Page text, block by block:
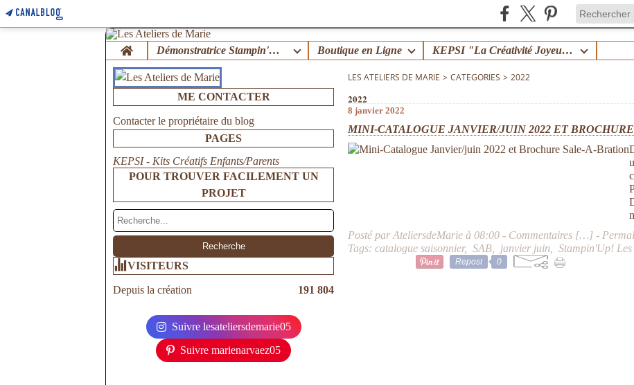
Home Démonstratrice Stampin'Up ! Boutique en Ligne KEPSI "La Créativité Joyeuse en Famille" !
ME CONTACTER
Contacter le propriétaire du blog
PAGES
KEPSI - Kits Créatifs Enfants/Parents
POUR TROUVER FACILEMENT UN
PROJET
VISITEURS
Depuis la création 191 804
Suivre lesateliersdemarie05
Suivre marienarvaez05
LES ATELIERS DE MARIE > CATEGORIES > 2022
2022
8 janvier 2022
MINI-CATALOGUE JANVIER/JUIN 2022 ET
Posté par AteliersdeMarie à 08:00 - Commentaires […] -
Tags:catalogue saisonnier,SAB janvier juin ,Stampin'Up!
Repost 0